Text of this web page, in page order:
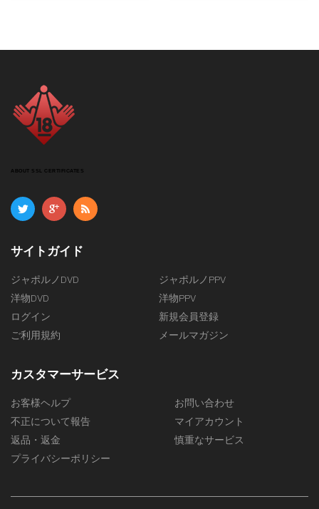
ABOUT SSL CERTIFICATES
サイトガイド
ジャポルノDVD
ジャポルノPPV
洋物DVD
洋物PPV
ログイン
新規会員登録
ご利用規約
メールマガジン
カスタマーサービス
お客様ヘルプ
お問い合わせ
不正について報告
マイアカウント
返品・返金
慎重なサービス
プライバシーポリシー